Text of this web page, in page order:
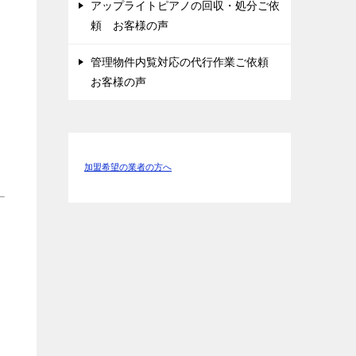
アップライトピアノの回収・処分ご依
頼 お客様の声
管理物件内覧対応の代行作業ご依頼
お客様の声
加盟希望の業者の方へ